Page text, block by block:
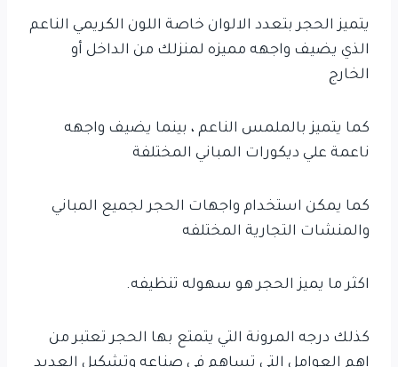
يتميز الحجر بتعدد الالوان خاصة اللون الكريمي الناعم
الذي يضيف واجهه مميزه لمنزلك من الداخل أو
الخارج
كما يتميز بالملمس الناعم ، بينما يضيف واجهه
ناعمة علي ديكورات المباني المختلفة
كما يمكن استخدام واجهات الحجر لجميع المباني
والمنشات التجارية المختلفه
اكثر ما يميز الحجر هو سهوله تنظيفه.
كذلك درجه المرونة التي يتمتع بها الحجر تعتبر من
اهم العوامل التي تساهم في صناعه وتشكيل العديد